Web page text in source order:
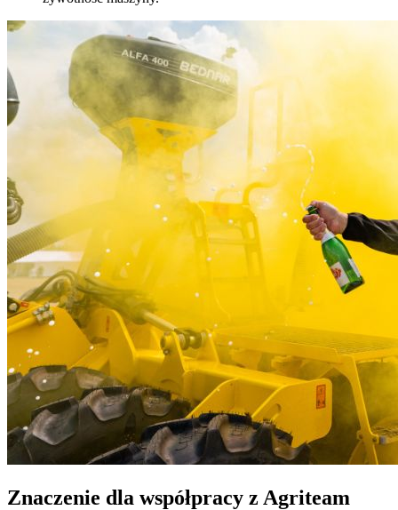
Znaczenie dla współpracy z Agriteam